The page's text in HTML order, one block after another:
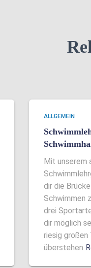
ALLGEMEIN
Mit unserem
dir die
Schwimmen
drei
dir möglich
riesig großen
überstehen